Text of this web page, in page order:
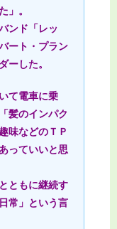
」。
ンド「レッ
ート・プラン
ーした。
て電車に乗
髪のインパク
味などのＴＰ
っていいと思
ともに継続す
常」という言